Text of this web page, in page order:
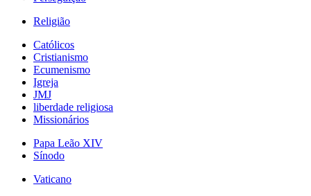
Religião
Católicos
Cristianismo
Ecumenismo
Igreja
JMJ
liberdade religiosa
Missionários
Papa Leão XIV
Sínodo
Vaticano